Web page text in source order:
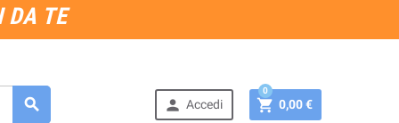
DA TE
  Accedi  0,00 €
0